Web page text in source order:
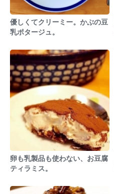
優しくてクリーミー。かぶの豆
乳ポタージュ。
卵も乳製品も使わない、お豆腐
ティラミス。